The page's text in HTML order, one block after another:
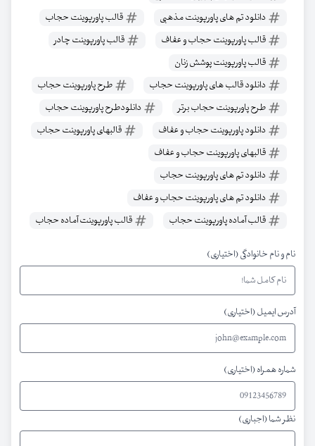
دانلود تم های پاورپوینت مذهبی
قالب پاورپوینت حجاب
قالب پاورپوینت حجاب و عفاف
قالب پاورپوینت چادر
قالب پاورپوینت پوشش زنان
دانلود قالب های پاورپوینت حجاب
طرح پاورپوینت حجاب
طرح پاورپوینت حجاب برتر
دانلودطرح پاورپوینت حجاب
دانلود پاورپوینت حجاب و عفاف
قالبهای پاورپوینت حجاب
قالبهای پاورپوینت حجاب و عفاف
دانلود تم های پاورپوینت حجاب
دانلود تم های پاورپوینت حجاب و عفاف
قالب آماده پاورپوینت حجاب
قالب پاورپوینت آماده حجاب
نام و نام خانوادگی (اختیاری)
آدرس ایمیل (اختیاری)
شماره همراه (اختیاری)
نظر شما (اجباری)